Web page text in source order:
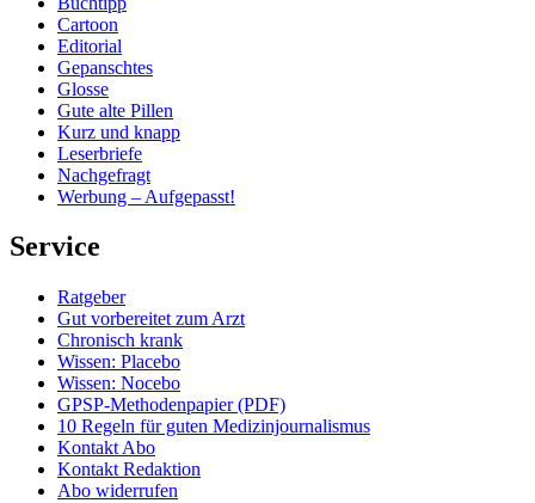
Cartoon
Editorial
Gepanschtes
Glosse
Gute alte Pillen
Kurz und knapp
Leserbriefe
Nachgefragt
Werbung – Aufgepasst!
Service
Ratgeber
Gut vorbereitet zum Arzt
Chronisch krank
Wissen: Placebo
Wissen: Nocebo
GPSP-Methodenpapier (PDF)
10 Regeln für guten Medizinjournalismus
Kontakt Abo
Kontakt Redaktion
Abo widerrufen